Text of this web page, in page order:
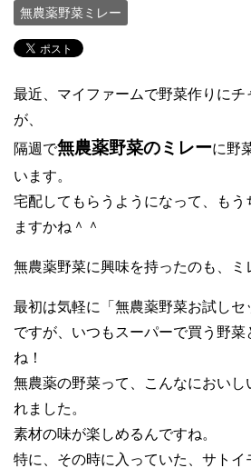
無農薬野菜ミレー
最近、マイファームで野菜作りにチ
が、
隔週で無農薬野菜のミレーに野
います。
宅配してもらうようになって、もう
ますかね＾＾
無農薬野菜に興味を持ったのも、ミ
最初は気軽に「無農薬野菜お試し
ですが、いつもスーパーで買う野菜
ね！
無農薬の野菜って、こんなにおいし
れました。
素材の味が楽しめるんですね。
特に、その時に入っていた、サトイ